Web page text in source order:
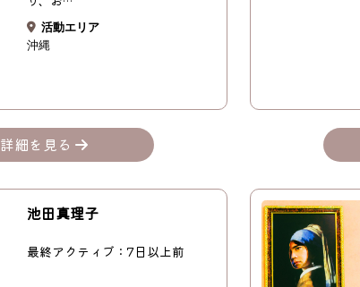
活動エリア
沖縄
詳細を見る
池田真理子
最終アクティブ：7日以上前